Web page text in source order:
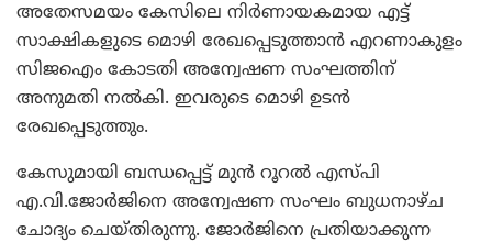
അതേസമയം കേസിലെ നിര്‍ണായകമായ എട്ട്
സാക്ഷികളുടെ മൊഴി രേഖപ്പെടുത്താന്‍ എറണാകുളം
സിജഐം കോടതി അന്വേഷണ സംഘത്തിന്
അനുമതി നല്‍കി. ഇവരുടെ മൊഴി ഉടന്‍
രേഖപ്പെടുത്തും.
കേസുമായി ബന്ധപ്പെട്ട് മുന്‍ റൂറല്‍ എസ്പി
എ.വി.ജോര്‍ജിനെ അന്വേഷണ സംഘം ബുധനാഴ്ച
ചോദ്യം ചെയ്തിരുന്നു. ജോര്‍ജിനെ പ്രതിയാക്കുന്ന